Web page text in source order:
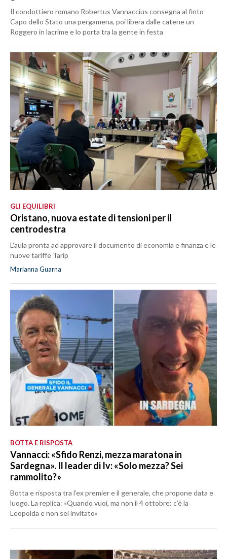
Il condottiero romano Robertus Vannaccius consegna al finto
Capo dello Stato una pergamena, poi libera dalle catene un
Roggero in lacrime e lo porta tra la gente in festa
GLI EQUILIBRI
Oristano, nuova estate di tensioni per il
centrodestra
L’aula pronta ad approvare il documento di economia e finanza e le
nuove tariffe Tarip
Marianna Guarna
BOTTA E RISPOSTA
Vannacci: «Sfido Renzi, mezza maratona in
Sardegna». Il leader di Iv: «Solo mezza? Sei
rammolito?»
Botta e risposta tra l’ex premier e il generale, che propone data e
luogo. La replica: «Quando vuoi, ma non il 4 ottobre: c’è la
Leopolda e non sei invitato»